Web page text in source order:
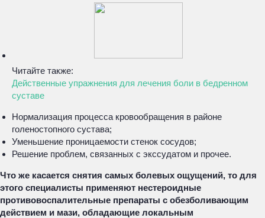
Читайте также:
Действенные упражнения для лечения боли в бедренном
суставе
Нормализация процесса кровообращения в районе
голеностопного сустава;
Уменьшение проницаемости стенок сосудов;
Решение проблем, связанных с экссудатом и прочее.
Что же касается снятия самых болевых ощущений, то для
этого специалисты применяют нестероидные
противовоспалительные препараты с обезболивающим
действием и мази, обладающие локальным